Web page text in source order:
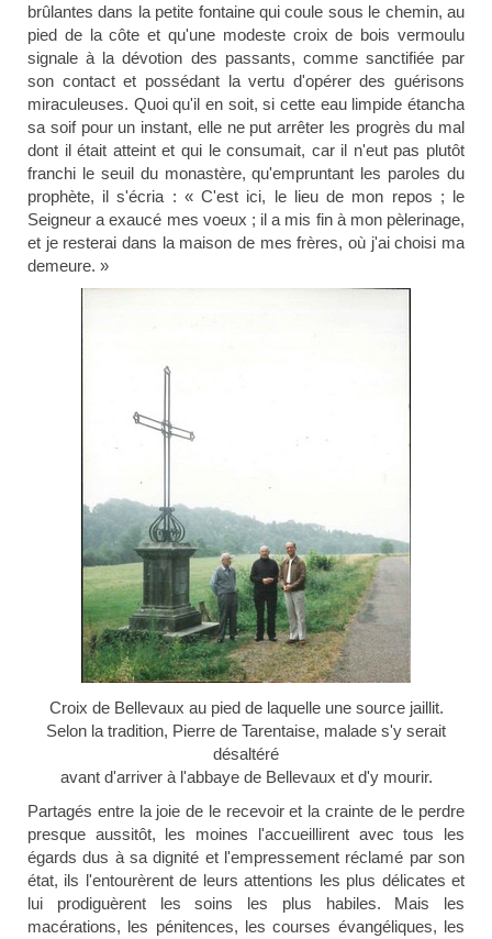
brûlantes dans la petite fontaine qui coule sous le chemin, au
pied de la côte et qu'une modeste croix de bois vermoulu
signale à la dévotion des passants, comme sanctifiée par
son contact et possédant la vertu d'opérer des guérisons
miraculeuses. Quoi qu'il en soit, si cette eau limpide étancha
sa soif pour un instant, elle ne put arrêter les progrès du mal
dont il était atteint et qui le consumait, car il n'eut pas plutôt
franchi le seuil du monastère, qu'empruntant les paroles du
prophète, il s'écria : « C'est ici, le lieu de mon repos ; le
Seigneur a exaucé mes voeux ; il a mis fin à mon pèlerinage,
et je resterai dans la maison de mes frères, où j'ai choisi ma
demeure. »
Croix de Bellevaux au pied de laquelle une source jaillit.
Selon la tradition, Pierre de Tarentaise, malade s'y serait
désaltéré
avant d'arriver à l'abbaye de Bellevaux et d'y mourir.
Partagés entre la joie de le recevoir et la crainte de le perdre
presque aussitôt, les moines l'accueillirent avec tous les
égards dus à sa dignité et l'empressement réclamé par son
état, ils l'entourèrent de leurs attentions les plus délicates et
lui prodiguèrent les soins les plus habiles. Mais les
macérations, les pénitences, les courses évangéliques, les